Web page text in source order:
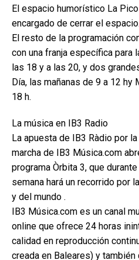
El espacio humorístico La
encargado de cerrar el espacio.
El resto de la programación
con una franja específica para
las 18 y a las 20, y dos
Día, las mañanas de 9 a 12 hy
18 h.
La música en IB3 Radio
La apuesta de IB3 Ràdio por
marcha de IB3 Música.com
programa Òrbita 3, que
semana hará un recorrido por
y del mundo .
IB3 Música.com es un canal
online que ofrece 24 horas
calidad en reproducción
creada en Baleares) y